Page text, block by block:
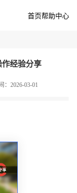
首页帮助中心
经验分享
：2026-03-01